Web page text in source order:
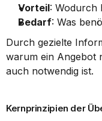
Vorteil: Wodurch
Bedarf: Was
Durch gezielte
warum ein Angebot
auch notwendig ist.
Kernprinzipien der